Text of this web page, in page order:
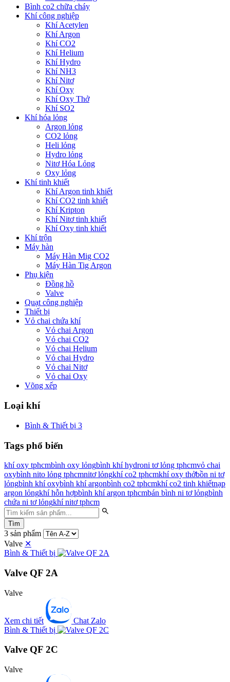
Bình co2 chữa cháy
Khí công nghiệp
Khí Acetylen
Khí Argon
Khí CO2
Khí Helium
Khí Hydro
Khí NH3
Khí Nitơ
Khí Oxy
Khí Oxy Thở
Khí SO2
Khí hóa lỏng
Argon lỏng
CO2 lỏng
Heli lỏng
Hydro lỏng
Nitơ Hóa Lỏng
Oxy lỏng
Khí tinh khiết
Khí Argon tinh khiết
Khí CO2 tinh khiết
Khí Kripton
Khí Nitơ tinh khiết
Khí Oxy tinh khiết
Khí trộn
Máy hàn
Máy Hàn Mig CO2
Máy Hàn Tig Argon
Phụ kiện
Đồng hồ
Valve
Quạt công nghiệp
Thiết bị
Vỏ chai chứa khí
Vỏ chai Argon
Vỏ chai CO2
Vỏ chai Helium
Vỏ chai Hydro
Vỏ chai Nitơ
Vỏ chai Oxy
Võng xếp
Loại khí
Bình & Thiết bị 3
Tags phổ biến
khí oxy tphcmbình oxy lỏngbình khí hydroni tơ lỏng tphcmvỏ chai
oxybình nito lỏng tphcmnitơ lỏngkhí co2 tphcmkhí oxy thởbồn ni tơ
lỏngbình khí oxybình khí argonbình co2 tphcmkhí co2 tinh khiếtnạp
argon lỏngkhí hỗn hợpbình khí argon tphcmbán bình ni tơ lỏngbình
chứa ni tơ lỏngkhí nitơ tphcm
Tìm
3 sản phẩm
Valve ✕
Bình & Thiết bị
Valve QF 2A
Valve
Xem chi tiết
Chat Zalo
Bình & Thiết bị
Valve QF 2C
Valve